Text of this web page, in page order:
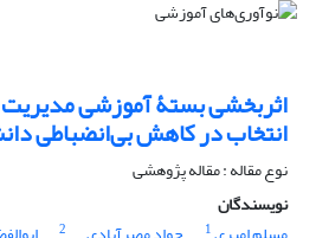
اثربخشی بستۀ آموزشی مدیریت
انتخاب در کاهش بی‌انضباطی
نوع مقاله : مقاله پژوهشی
نویسندگان
1
2